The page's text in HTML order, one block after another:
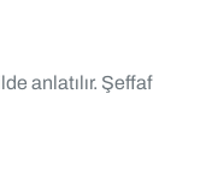
anlatılır. Şeffaf